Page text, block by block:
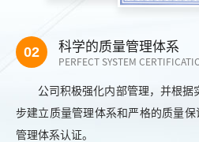
02 科学的质量管理体系
PERFECT SYSTEM
公司积极强化内部管理，并根据
步建立质量管理体系和严格的质量
管理体系认证。